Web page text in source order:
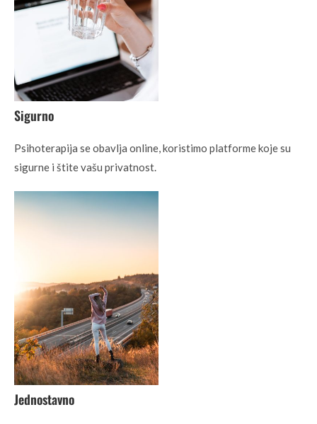
Sigurno
Psihoterapija se obavlja online, koristimo platforme koje su
sigurne i štite vašu privatnost.
Jednostavno